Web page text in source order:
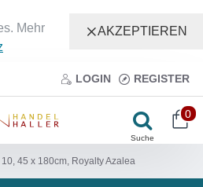
Mehr
AKZEPTIEREN
LOGIN REGISTER
0
45 x 180cm, Royalty Azalea